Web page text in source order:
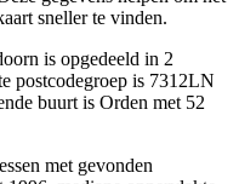
sneller te vinden.
is opgedeeld in 2
postcodegroep is 7312LN
buurt is Orden met 52
met gevonden